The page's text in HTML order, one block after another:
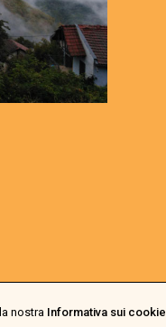
nostra Informativa sui cookie